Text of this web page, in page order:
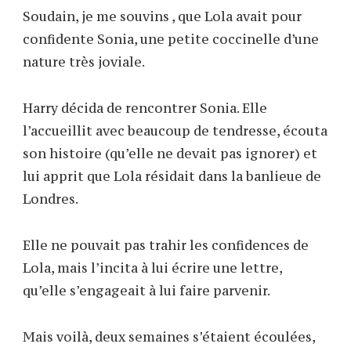
Soudain, je me souvins , que Lola avait pour
confidente Sonia, une petite coccinelle d’une
nature très joviale.
Harry décida de rencontrer Sonia. Elle
l’accueillit avec beaucoup de tendresse, écouta
son histoire (qu’elle ne devait pas ignorer) et
lui apprit que Lola résidait dans la banlieue de
Londres.
Elle ne pouvait pas trahir les confidences de
Lola, mais l’incita à lui écrire une lettre,
qu’elle s’engageait à lui faire parvenir.
Mais voilà, deux semaines s’étaient écoulées,